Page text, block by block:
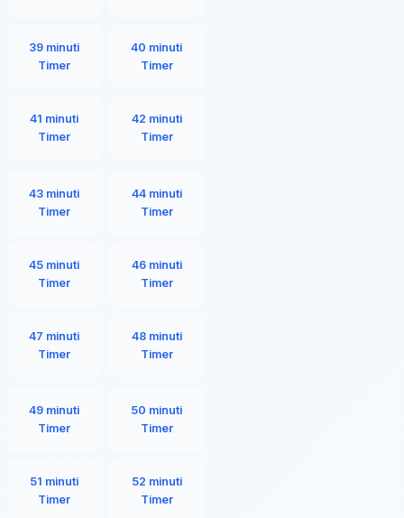
39 minuti
Timer
40 minuti
Timer
41 minuti
Timer
42 minuti
Timer
43 minuti
Timer
44 minuti
Timer
45 minuti
Timer
46 minuti
Timer
47 minuti
Timer
48 minuti
Timer
49 minuti
Timer
50 minuti
Timer
51 minuti
Timer
52 minuti
Timer